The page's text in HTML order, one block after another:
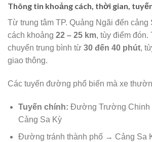
Thông tin khoảng cách, thời gian,
Từ trung tâm TP. Quảng Ngãi đến cảng
cách khoảng 22 – 25 km, tùy điểm đón.
chuyển trung bình từ 30 đến 40 phút,
giao thông.
Các tuyến đường phổ biến mà xe
Tuyến chính: Đường Trường
Cảng Sa Kỳ
Đường tránh thành phố → Cảng Sa